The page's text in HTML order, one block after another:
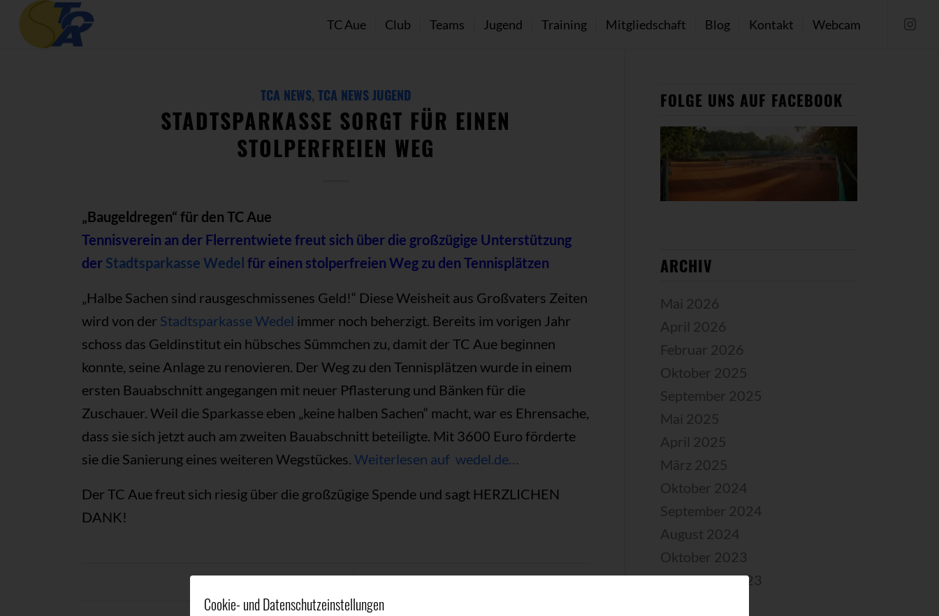
Cookie- und Datenschutzeinstellungen
TC Aue Club Teams Jugend Training Mitgliedschaft Blog Kontakt Webcam
TCA NEWS, TCA NEWS JUGEND
STADTSPARKASSE SORGT FÜR EINEN
STOLPERFREIEN WEG
„Baugeldregen“ für den TC Aue
Tennisverein an der Flerrentwiete freut sich über die großzügige Unterstützung
der Stadtsparkasse Wedel für einen stolperfreien Weg zu den Tennisplätzen
„Halbe Sachen sind rausgeschmissenes Geld!“ Diese Weisheit aus Großvaters Zeiten
wird von der Stadtsparkasse Wedel immer noch beherzigt. Bereits im vorigen Jahr
schoss das Geldinstitut ein hübsches Sümmchen zu, damit der TC Aue beginnen
konnte, seine Anlage zu renovieren. Der Weg zu den Tennisplätzen wurde in einem
ersten Bauabschnitt angegangen mit neuer Pflasterung und Bänken für die
Zuschauer. Weil die Sparkasse eben „keine halben Sachen“ macht, war es Ehrensache,
dass sie sich jetzt auch am zweiten Bauabschnitt beteiligte. Mit 3600 Euro förderte
sie die Sanierung eines weiteren Wegstückes.Weiterlesen auf wedel.de…
Der TC Aue freut sich riesig über die großzügige Spende und sagt HERZLICHEN
DANK!
FOLGE UNS AUF FACEBOOK
ARCHIV
Mai 2026
April 2026
Februar 2026
Oktober 2025
September 2025
Mai 2025
April 2025
März 2025
Oktober 2024
September 2024
August 2024
Oktober 2023
September 2023